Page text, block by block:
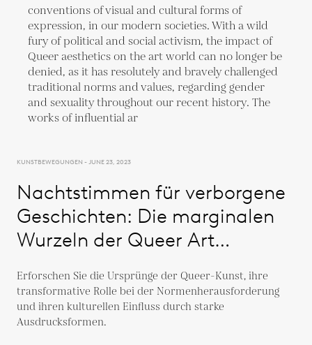
KUNSTBEWEGUNGEN - JUNE 23, 2023
Nachtstimmen für verborgene
Geschichten: Die marginalen
Wurzeln der Queer Art
Erforschen Sie die Ursprünge der Queer-Kunst, ihre
transformative Rolle bei der Normenherausforderung
und ihren kulturellen Einfluss durch starke
Ausdrucksformen.